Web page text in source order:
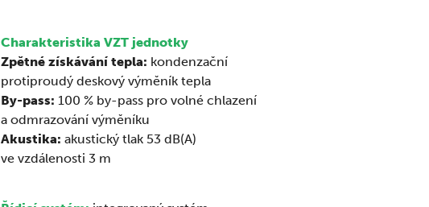
Charakteristika VZT jednotky
Zpětné získávání tepla: kondenzační
protiproudý deskový výměník tepla
By-pass: 100 % by-pass pro volné chlazení
a odmrazování výměníku
Akustika: akustický tlak 53 dB(A)
ve vzdálenosti 3 m